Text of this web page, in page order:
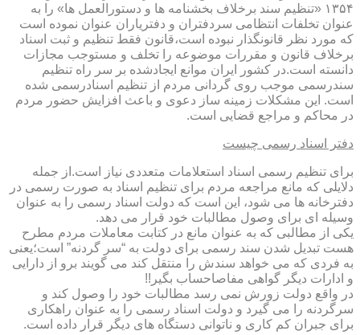
۱۳۵۴ «تنظیم سند برخلاف بخشنامه ها و دستورالعمل ها» را به
عنوان تخلفات انتظامی سردفتران و دفتریاران عنوان نموده است
که مورد نظر قانونگذار نبوده است،قانون فقط تنظیم و ثبت اسناد
برخلاف قانون و مقررات موضوعه را تخلف و مستوجب مجازات
دانسته است.در کشور ایران موانع ایجادشده بر سر راه تنظیم
سندرسمی موجب روی گردانی مردم از تنظیم اسنادرسمی شده
است. این مشکلات زمینه ساز دعوی و باعث افزایش حضور مردم
در محاکم و مراجع قضایی است.
دفتر اسناد رسمی چیست
برای تنظیم رسمی اسناد استعلامات متعددی نیاز است.از جمله
دلایلی که مانع مراجعه مردم برای تنظیم اسناد به صورت رسمی در
دفترخانه ها می شود، این است که دولت اسناد رسمی را به عنوان
وسیله ای برای وصول مطالبات خود قرار می دهد.
یکی از مطالبی که به عنوان مانع در کتابت معاملات مردم مطرح
هست تبدیل شدن سند رسمی برای دولت به “سر گردنه” است؛یعنی
به فردی که می خواهد سندش را منتقل کند می گویند برو از دارایی
و ادارات دیگر گواهی مفاصاحساب بگیر!!
در واقع دولت زورش نمی رسد مطالبات خود را وصول کند و
سرگردنه را می گیرد و دولت اسناد رسمی را به عنوان راهکاری
برای جبران کم کاری و ناتوانی دستگاه های دیگر قرار داده است.